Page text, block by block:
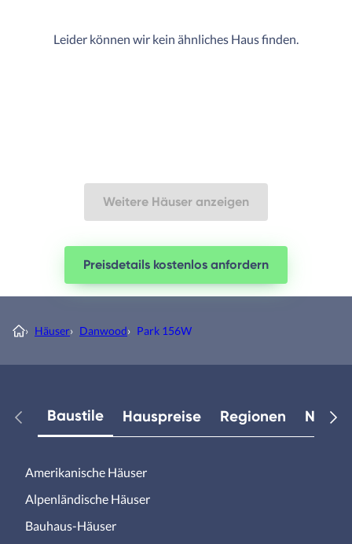
Leider können wir kein ähnliches Haus finden.
Weitere Häuser anzeigen
Preisdetails kostenlos anfordern
› Häuser› Danwood› Park 156W
Baustile Hauspreise Regionen
Amerikanische Häuser
Alpenländische Häuser
Bauhaus-Häuser